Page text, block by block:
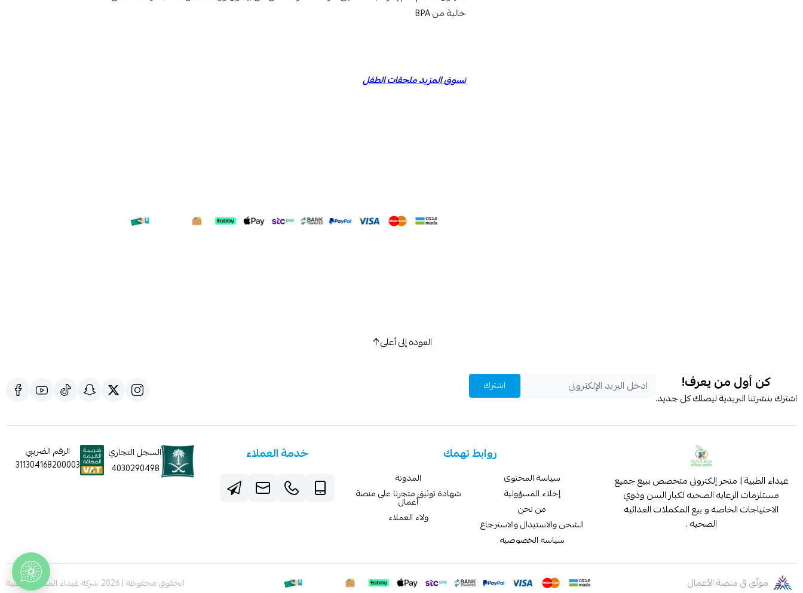
خالية من BPA
تسوق المزيدملحقات الطفل
العودة إلى أعلى
كن أول من يعرف!
اشترك بنشرتنا البريدية ليصلك كل جديد.
اشترك
غيداء الطبية | متجر إلكتروني متخصص ببيع جميع
مستلزمات الرعايه الصحيه لكبار السن وذوي
الاحتياجات الخاصه و بيع المكملات الغذائيه
الصحيه .
روابط تهمك
سياسة المحتوى
إخلاء المسؤولية
من نحن
الشحن والاستبدال والاسترجاع
سياسه الخصوصيه
المدونة
شهادة توثيق متجرنا على منصة
أعمال
ولاء العملاء
خدمة العملاء
السجل التجاري
4030290498
الرقم الضريبي
311304168200003
موثّق في منصة الأعمال الحقوق محفوظة | 2026 شركة غيداء المتطورة الطبية